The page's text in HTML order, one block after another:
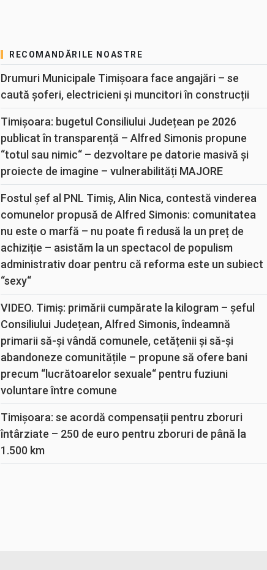
RECOMANDĂRILE NOASTRE
Drumuri Municipale Timișoara face angajări – se
caută șoferi, electricieni și muncitori în construcții
Timișoara: bugetul Consiliului Județean pe 2026
publicat în transparență – Alfred Simonis propune
“totul sau nimic“ – dezvoltare pe datorie masivă și
proiecte de imagine – vulnerabilități MAJORE
Fostul șef al PNL Timiș, Alin Nica, contestă vinderea
comunelor propusă de Alfred Simonis: comunitatea
nu este o marfă – nu poate fi redusă la un preț de
achiziție – asistăm la un spectacol de populism
administrativ doar pentru că reforma este un subiect
“sexy“
VIDEO. Timiș: primării cumpărate la kilogram – șeful
Consiliului Județean, Alfred Simonis, îndeamnă
primarii să-și vândă comunele, cetățenii și să-și
abandoneze comunitățile – propune să ofere bani
precum “lucrătoarelor sexuale“ pentru fuziuni
voluntare între comune
Timișoara: se acordă compensații pentru zboruri
întârziate – 250 de euro pentru zboruri de până la
1.500 km